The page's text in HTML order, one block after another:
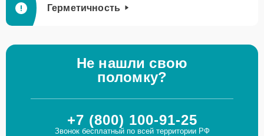
Герметичность
Не нашли свою
поломку?
+7 (800) 100-91-25
Звонок бесплатный по всей территории РФ